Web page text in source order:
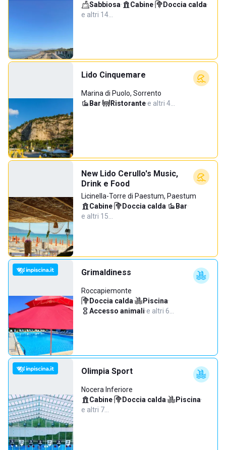
Sabbiosa· Cabine· Doccia calda·
e altri 14…
Lido Cinquemare
Marina di Puolo, Sorrento
Bar· Ristorante·e altri 4…
New Lido Cerullo's Music,
Drink e Food
Licinella-Torre di Paestum, Paestum
Cabine· Doccia calda· Bar·
e altri 15…
Grimaldiness
Roccapiemonte
Doccia calda· Piscina·
Accesso animali·e altri 6…
Olimpia Sport
Nocera Inferiore
Cabine· Doccia calda· Piscina·
e altri 7…